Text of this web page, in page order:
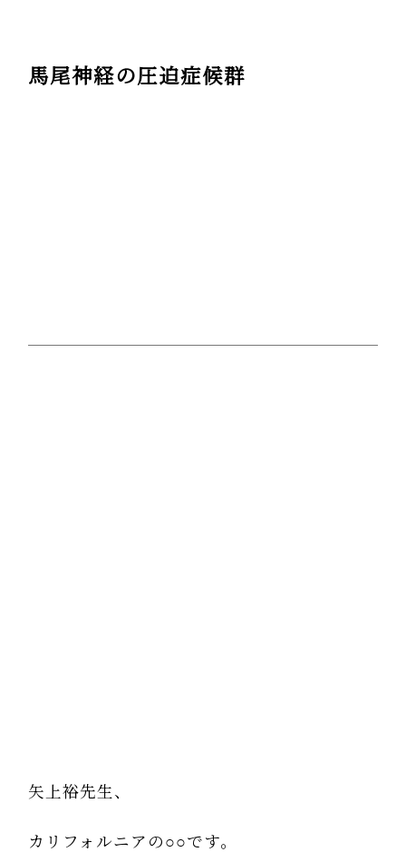
馬尾神経の圧迫症候群
矢上裕先生、
カリフォルニアの○○です。